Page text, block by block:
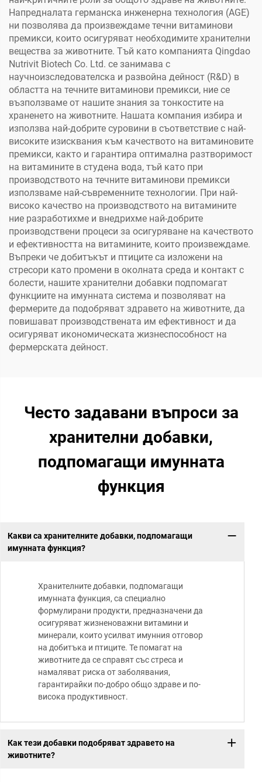
Напредналата германска инженерна технология (AGE)
ни позволява да произвеждаме течни витаминови
премикси, които осигуряват необходимите хранителни
вещества за животните. Тъй като компанията Qingdao
Nutrivit Biotech Co. Ltd. се занимава с
научноизследователска и развойна дейност (R&D) в
областта на течните витаминови премикси, ние се
възползваме от нашите знания за тонкостите на
храненето на животните. Нашата компания избира и
използва най-добрите суровини в съответствие с най-
високите изисквания към качеството на витаминовите
премикси, както и гарантира оптимална разтворимост
на витамините в студена вода, тъй като при
производството на течните витаминови премикси
използваме най-съвременните технологии. При най-
високо качество на производството на витамините
ние разработихме и внедрихме най-добрите
производствени процеси за осигуряване на качеството
и ефективността на витамините, които произвеждаме.
Въпреки че добитъкът и птиците са изложени на
стресори като промени в околната среда и контакт с
болести, нашите хранителни добавки подпомагат
функциите на имунната система и позволяват на
фермерите да подобряват здравето на животните, да
повишават производствената им ефективност и да
осигуряват икономическата жизнеспособност на
фермерската дейност.
Често задавани въпроси за
хранителни добавки,
подпомагащи имунната
функция
Какви са хранителните добавки, подпомагащи
имунната функция?
Хранителните добавки, подпомагащи
имунната функция, са специално
формулирани продукти, предназначени да
осигуряват жизненоважни витамини и
минерали, които усилват имунния отговор
на добитъка и птиците. Те помагат на
животните да се справят със стреса и
намаляват риска от заболявания,
гарантирайки по-добро общо здраве и по-
висока продуктивност.
Как тези добавки подобряват здравето на
животните?